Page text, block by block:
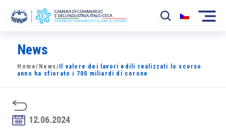
La Camera
News
Sviluppo Mercato
News
Home/ News/ Il valore dei lavori edili realizzati lo scorso
anno ha sfiorato i 700 miliardi di corone
12.06.2024